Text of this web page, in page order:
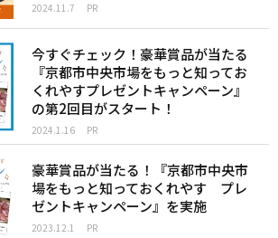
2024.11.7 PR
今すぐチェック！豪華賞品が当たる
『京都市中央市場をもっと知ってお
くれやすプレゼントキャンペーン』
の第2回目がスタート！
2024.1.16 PR
豪華賞品が当たる！『京都市中央市
場をもっと知っておくれやす プレ
ゼントキャンペーン』を実施
2023.12.1 PR